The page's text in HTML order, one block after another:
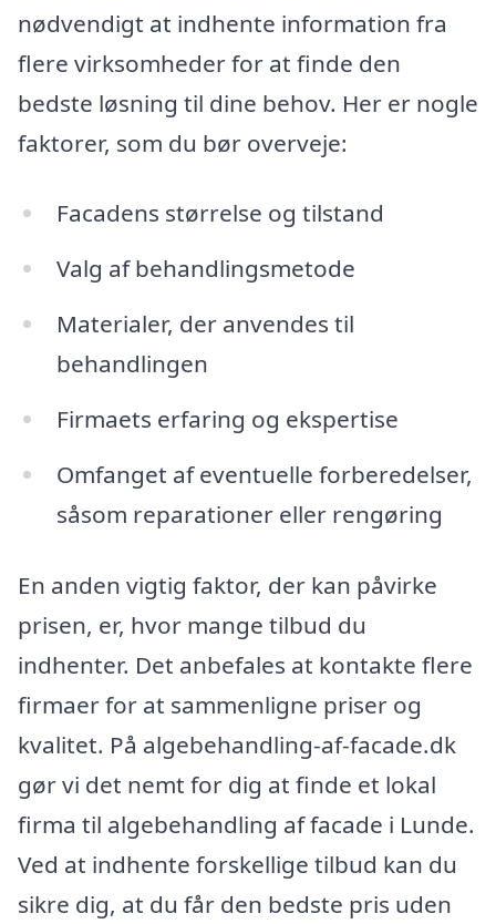
nødvendigt at indhente information fra
flere virksomheder for at finde den
bedste løsning til dine behov. Her er nogle
faktorer, som du bør overveje:
Facadens størrelse og tilstand
Valg af behandlingsmetode
Materialer, der anvendes til
behandlingen
Firmaets erfaring og ekspertise
Omfanget af eventuelle forberedelser,
såsom reparationer eller rengøring
En anden vigtig faktor, der kan påvirke
prisen, er, hvor mange tilbud du
indhenter. Det anbefales at kontakte flere
firmaer for at sammenligne priser og
kvalitet. På algebehandling-af-facade.dk
gør vi det nemt for dig at finde et lokal
firma til algebehandling af facade i Lunde.
Ved at indhente forskellige tilbud kan du
sikre dig, at du får den bedste pris uden